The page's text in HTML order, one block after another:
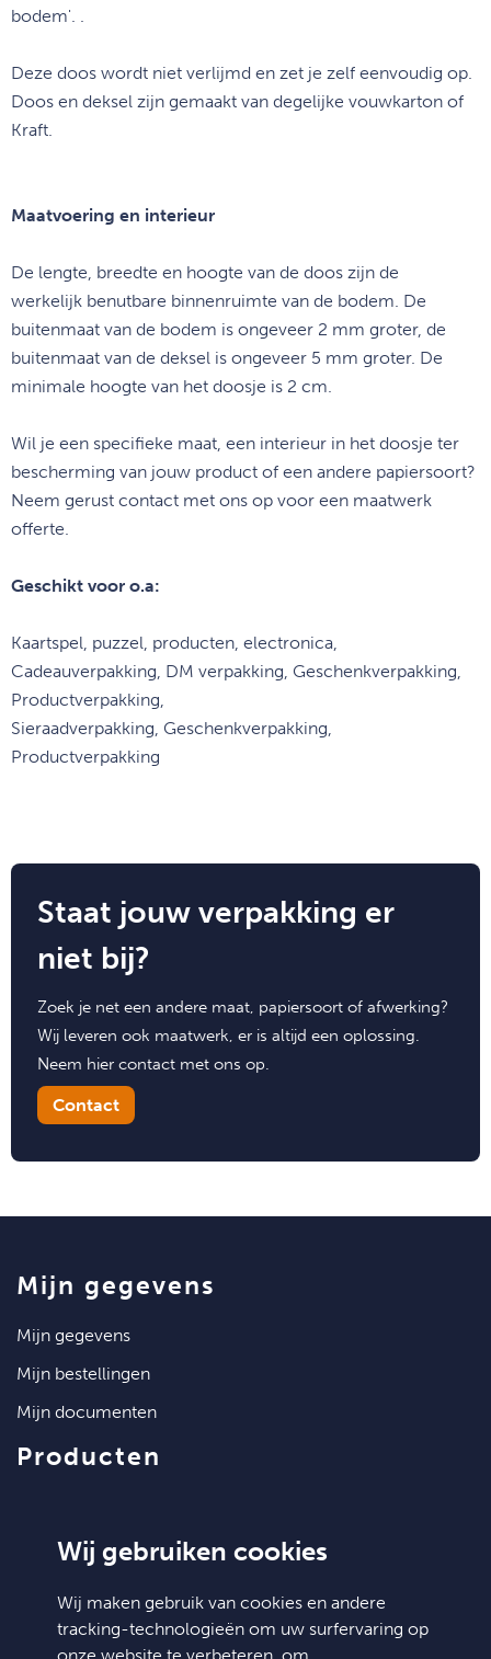
Wij gebruiken cookies
Wij maken gebruik van cookies en andere
tracking-technologieën om uw surfervaring op
bodem'. .
Deze doos wordt niet verlijmd en zet je zelf eenvoudig op.
Doos en deksel zijn gemaakt van degelijke vouwkarton of
Kraft.
Maatvoering en interieur
De lengte, breedte en hoogte van de doos zijn de
werkelijk benutbare binnenruimte van de bodem. De
buitenmaat van de bodem is ongeveer 2 mm groter, de
buitenmaat van de deksel is ongeveer 5 mm groter. De
minimale hoogte van het doosje is 2 cm.
Wil je een specifieke maat, een interieur in het doosje ter
bescherming van jouw product of een andere papiersoort?
Neem gerust contact met ons op voor een maatwerk
offerte.
Geschikt voor o.a:
Kaartspel, puzzel, producten, electronica,
Cadeauverpakking, DM verpakking, Geschenkverpakking,
Productverpakking,
Sieraadverpakking, Geschenkverpakking,
Productverpakking
Staat jouw verpakking er
niet bij?
Zoek je net een andere maat, papiersoort of afwerking?
Wij leveren ook maatwerk, er is altijd een oplossing.
Neem hier contact met ons op.
Contact
mijn gegevens
mijn gegevens
mijn bestellingen
mijn documenten
producten
klantenservice
contact
algemene voorwaarden